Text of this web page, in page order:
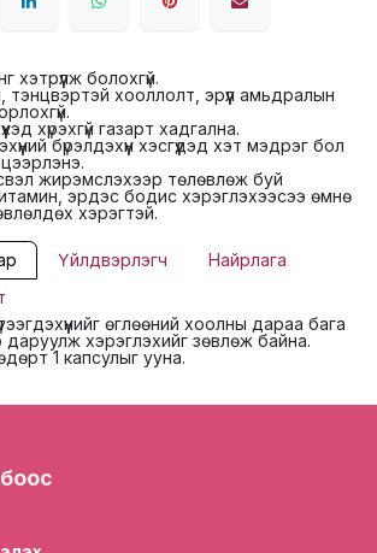
хэтрүүлж болохгүй.
тэнцвэртэй хооллолт, эрүүл амьдралын
хүрэхгүй газарт хадгална.
бүрэлдэхүүн хэсгүүдэд хэт мэдрэг бол
жирэмслэхээр төлөвлөж буй
эрдэс бодис хэрэглэхээсээ өмнө
хэрэгтэй.
Үйлдвэрлэгч
Найрлага
өглөөний хоолны дараа бага
хэрэглэхийг зөвлөж байна.
1 капсулыг ууна.